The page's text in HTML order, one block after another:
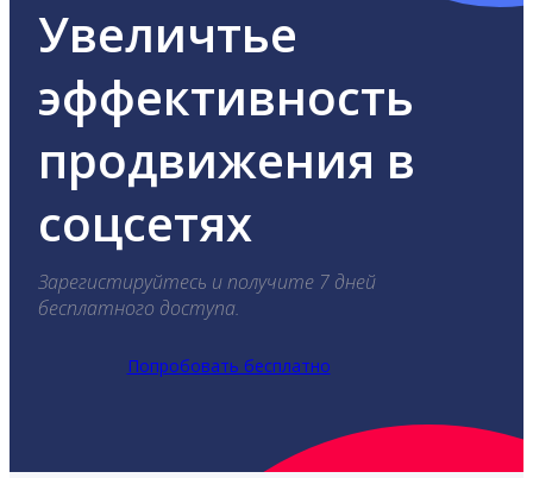
Увеличтье
эффективность
продвижения в
соцсетях
Зарегистируйтесь и получите 7 дней
бесплатного доступа.
Попробовать бесплатно